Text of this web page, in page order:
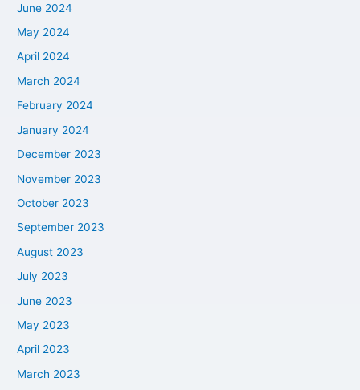
June 2024
May 2024
April 2024
March 2024
February 2024
January 2024
December 2023
November 2023
October 2023
September 2023
August 2023
July 2023
June 2023
May 2023
April 2023
March 2023